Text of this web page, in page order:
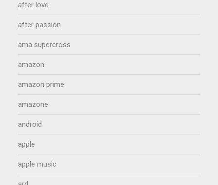
after love
after passion
ama supercross
amazon
amazon prime
amazone
android
apple
apple music